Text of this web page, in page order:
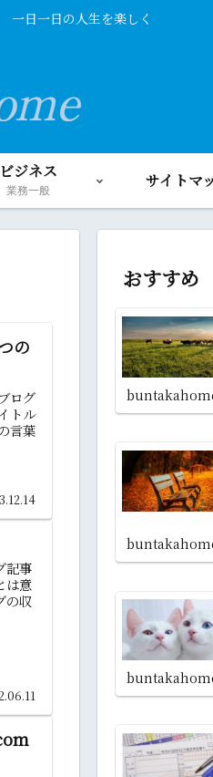
日一日の人生を楽しく
ビジネス
業務一般 サイトマ
の
ログ
トル
言葉
記事
は意
の収
おすすめ